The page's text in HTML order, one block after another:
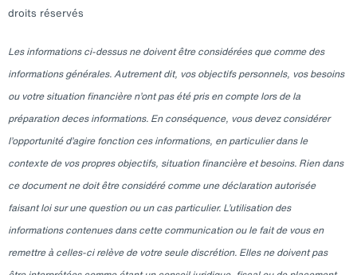
droits réservés
Les informations ci-dessus ne doivent être considérées que comme des
informations générales. Autrement dit, vos objectifs personnels, vos besoins
ou votre situation financière n’ont pas été pris en compte lors de la
préparation deces informations. En conséquence, vous devez considérer
l’opportunité d’agire fonction ces informations, en particulier dans le
contexte de vos propres objectifs, situation financière et besoins. Rien dans
ce document ne doit être considéré comme une déclaration autorisée
faisant loi sur une question ou un cas particulier. L’utilisation des
informations contenues dans cette communication ou le fait de vous en
remettre à celles-ci relève de votre seule discrétion. Elles ne doivent pas